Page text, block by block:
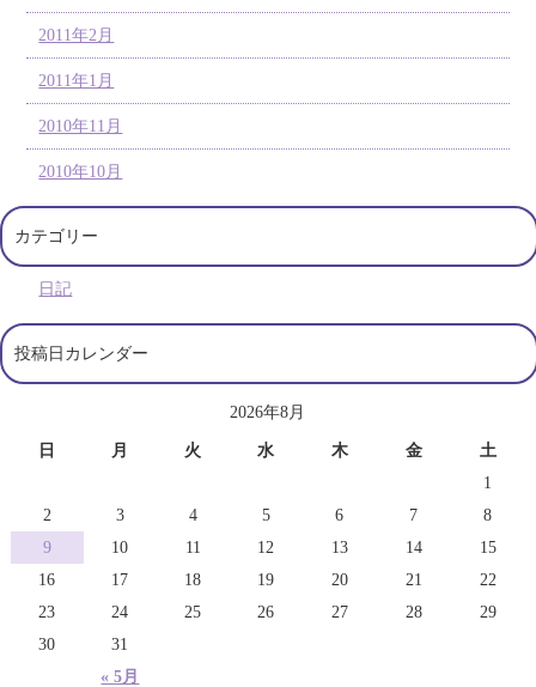
2011年2月
2011年1月
2010年11月
2010年10月
カテゴリー
日記
投稿日カレンダー
2026年8月
日 月 火 水 木 金 土
« 5月
1
2
3 4 5 6 7
8
9
10 11 12 13 14
15
16
17 18 19 20 21
22
23
24 25 26 27 28
29
30
31